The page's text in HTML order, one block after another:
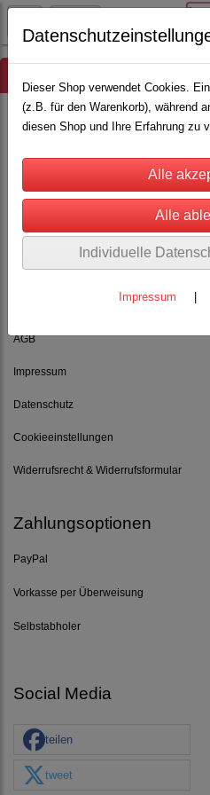
AGB
Impressum
Datenschutz
Cookieeinstellungen
Widerrufsrecht & Widerrufsformular
Zahlungsoptionen
PayPal
Vorkasse per Überweisung
Selbstabholer
Social Media
teilen
tweet
Dieser Shop verwendet Cookies.
(z.B. für den Warenkorb), während
diesen Shop und Ihre Erfahrung zu
Individuelle
Impressum